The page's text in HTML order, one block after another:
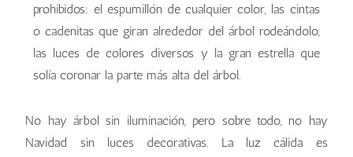
prohibidos: el espumillón de cualquier color, las cintas
o cadenitas que giran alrededor del árbol rodeándolo,
las luces de colores diversos y la gran estrella que
solía coronar la parte más alta del árbol.
No hay árbol sin iluminación, pero sobre todo, no hay
Navidad sin luces decorativas. La luz cálida es